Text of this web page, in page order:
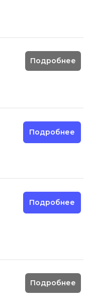
Подробнее
Подробнее
Подробнее
Подробнее